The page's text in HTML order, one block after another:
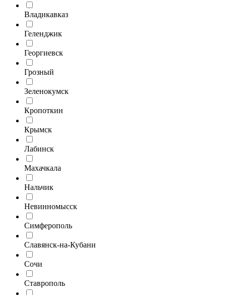
Владикавказ
Геленджик
Георгиевск
Грозный
Зеленокумск
Кропоткин
Крымск
Лабинск
Махачкала
Нальчик
Невинномысск
Симферополь
Славянск-на-Кубани
Сочи
Ставрополь